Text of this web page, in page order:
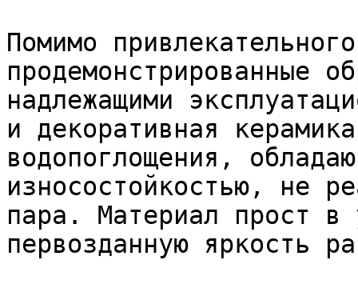
Помимо
продемонстрированные
надлежащими
и декоративная
водопоглощения,
износостойкостью, не
пара. Материал прост в
первозданную яркость